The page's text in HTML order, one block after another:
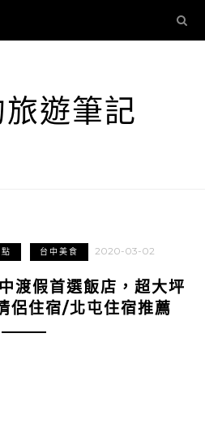
遊筆記
台中美食 2020-03-02
渡假首選飯店，超大坪
侶住宿/北屯住宿推薦